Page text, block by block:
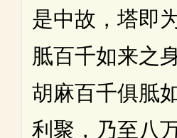
是中故，塔即
胝百千如来之
胡麻百千俱胝
利聚，乃至八